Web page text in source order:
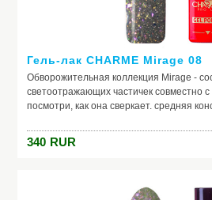
Гель-лак CHARME Mirage 08
Обворожительная коллекция Mirage -
светоотражающих частичек совместно
посмотри, как она сверкает. средняя
340 RUR